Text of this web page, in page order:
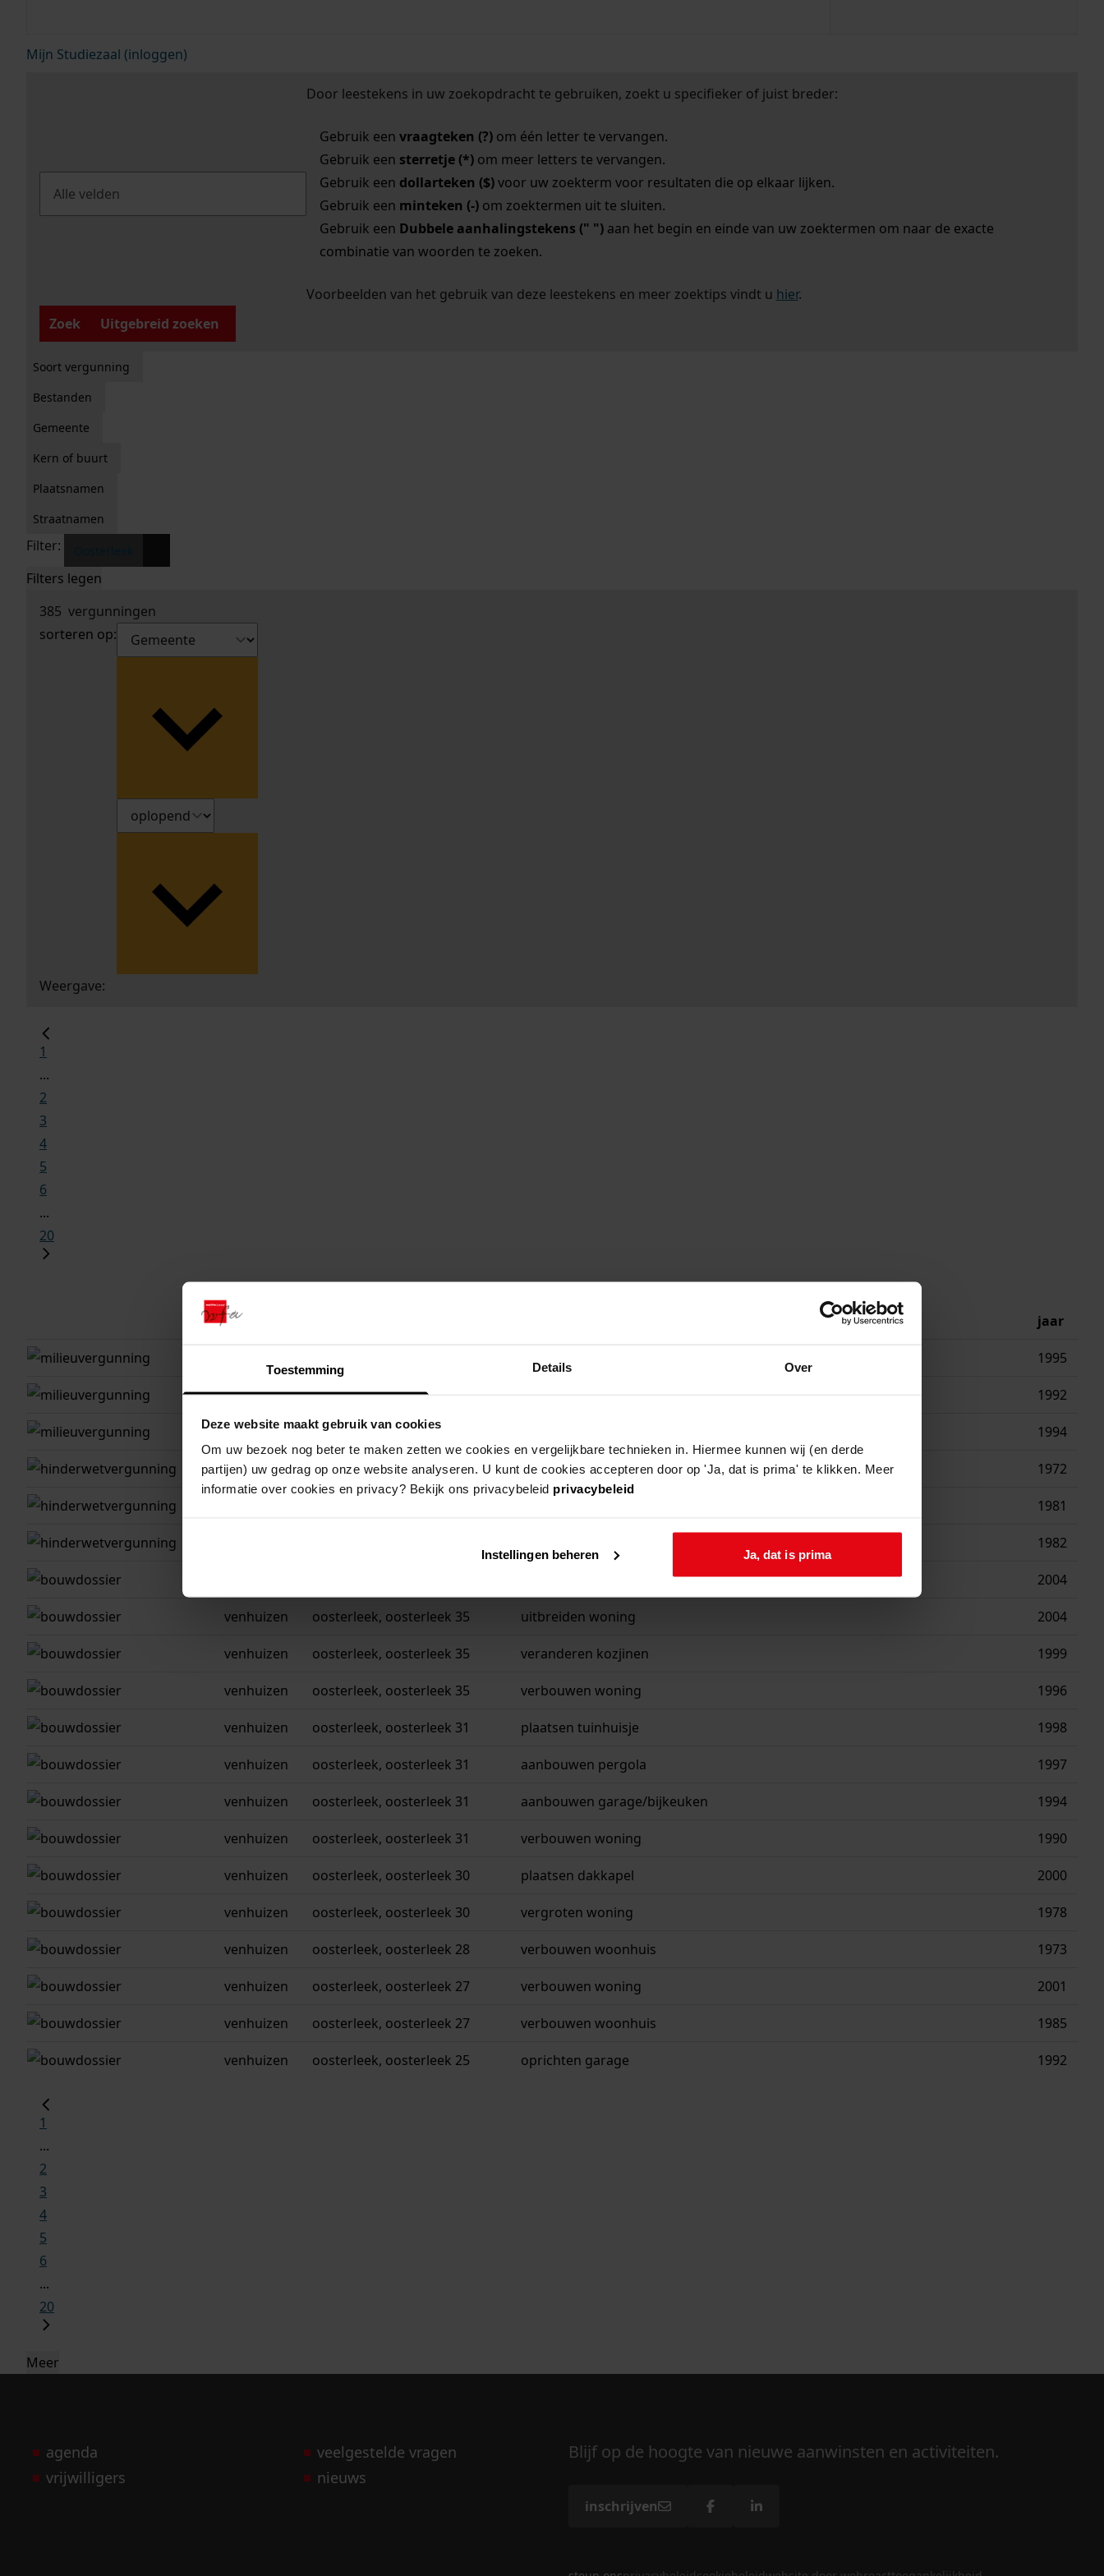
Toestemming Details Over
Deze website maakt gebruik van cookies
Om uw bezoek nog beter te maken zetten we cookies en vergelijkbare technieken in. Hiermee kunnen wij (en derde
partijen) uw gedrag op onze website analyseren. U kunt de cookies accepteren door op 'Ja, dat is prima' te klikken. Meer
informatie over cookies en privacy? Bekijk ons privacybeleid privacybeleid
Instellingen beheren Ja, dat is prima
Mijn Studiezaal (inloggen)
Door leestekens in uw zoekopdracht te gebruiken, zoekt u specifieker of juist breder:
Gebruik een vraagteken (?)om één letter te vervangen.
Gebruik een sterretje (*)om meer letters te vervangen.
Gebruik een dollarteken ($)voor uw zoekterm voor resultaten die op elkaar lijken.
Gebruik een minteken (-)om zoektermen uit te sluiten.
Gebruik een Dubbele aanhalingstekens (" ")aan het begin en einde van uw zoektermen om naar de exacte
combinatie van woorden te zoeken.
Voorbeelden van het gebruik van deze leestekens en meer zoektips vindt u hier.
Zoek
Uitgebreid zoeken
Soort vergunning
Bestanden
Gemeente
Kern of buurt
Plaatsnamen
Straatnamen
Filter:
Filters legen
385 vergunningen
sorteren op:
Weergave:
1
...
2
3
4
5
6
...
20
gemeente jaar
1995
venhuizen oosterleek, oosterleek 10 1992
venhuizen oosterleek, oosterleek 10 1994
venhuizen oosterleek, oosterleek 10 in werking hebben van veehouderijbedrijf 1972
1981
1982
2004
venhuizen oosterleek, oosterleek 35 uitbreiden woning 2004
venhuizen oosterleek, oosterleek 35 veranderen kozjinen 1999
venhuizen oosterleek, oosterleek 35 verbouwen woning 1996
venhuizen oosterleek, oosterleek 31 plaatsen tuinhuisje 1998
venhuizen oosterleek, oosterleek 31 aanbouwen pergola 1997
venhuizen oosterleek, oosterleek 31 aanbouwen garage/bijkeuken 1994
venhuizen oosterleek, oosterleek 31 verbouwen woning 1990
venhuizen oosterleek, oosterleek 30 plaatsen dakkapel 2000
venhuizen oosterleek, oosterleek 30 vergroten woning 1978
venhuizen oosterleek, oosterleek 28 verbouwen woonhuis 1973
venhuizen oosterleek, oosterleek 27 verbouwen woning 2001
venhuizen oosterleek, oosterleek 27 verbouwen woonhuis 1985
venhuizen oosterleek, oosterleek 25 oprichten garage 1992
1
...
2
3
4
5
6
...
20
Meer
agenda
vrijwilligers
veelgestelde vragen
nieuws
Blijf op de hoogte van nieuwe aanwinsten en activiteiten.
inschrijven